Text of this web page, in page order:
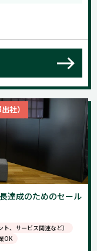
社）
達成のためのセール
、サービス関連など）
OK